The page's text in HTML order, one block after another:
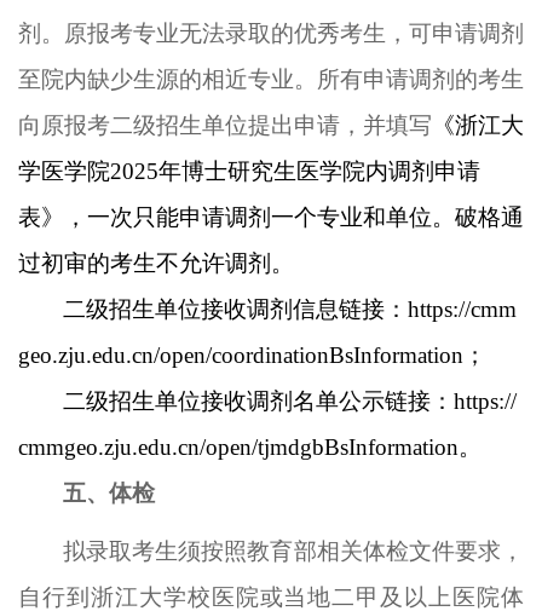
剂。原报考专业无法录取的优秀考生，可申请调剂
至院内缺少生源的相近专业。所有申请调剂的考生
向原报考二级招生单位提出申请，并填写 《浙江大
学医学院2025年博士研究生 医学院内调剂申请
表》
， 一次只能申请调剂一个专业和单位。破格通
过初审的考生不允许调剂。
二级招生单位接收调剂信息链接： https://cmm
geo.zju.edu.cn/open/coordinationBsInformation ；
二级招生单位接收调剂名单公示链接： https://
cmmgeo.zju.edu.cn/open/tjmdgbBsInformation。
五、体检
拟录取考生须按照教育部相关体检文件要求，
自行到浙江大学校医院或当地二甲及以上医院体